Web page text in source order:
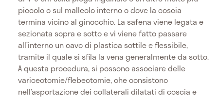
piccolo o sul malleolo interno o dove la coscia
termina vicino al ginocchio. La safena viene legata e
sezionata sopra e sotto e vi viene fatto passare
all’interno un cavo di plastica sottile e flessibile,
tramite il quale si sfila la vena generalmente da sotto.
A questa procedura, si possono associare delle
varicectomie/flebectomie, che consistono
nell’asportazione dei collaterali dilatati di coscia e